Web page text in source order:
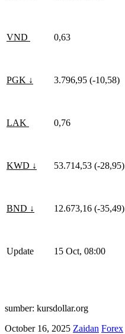
VND 0,63
PGK ↓ 3.796,95 (-10,58)
LAK 0,76
KWD ↓ 53.714,53 (-28,95)
BND ↓ 12.673,16 (-35,49)
Update 15 Oct, 08:00
sumber: kursdollar.org
October 16, 2025 Zaidan Forex